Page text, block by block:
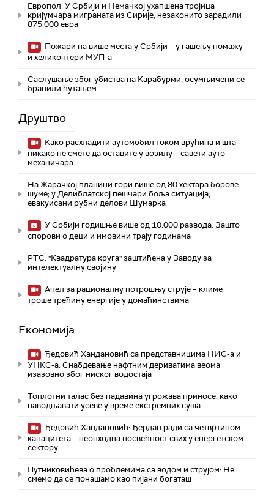
Европол: У Србији и Немачкој ухапшена тројица
кријумчара миграната из Сирије, незаконито зарадили
875.000 евра
Пожари на више места у Србији – у гашењу помажу
и хеликоптери МУП-а
Саслушање због убиства на Карабурми, осумњичени се
бранили ћутањем
Друштво
Како расхладити аутомобил током врућина и шта
никако не смете да оставите у возилу – савети ауто-
механичара
На Жарачкој планини гори више од 80 хектара борове
шуме; у Делиблатској пешчари боља ситуација,
евакуисани рубни делови Шумарка
У Србији годишње више од 10.000 развода: Зашто
спорови о деци и имовини трају годинама
РТС: "Квадратура круга" заштићена у Заводу за
интелектуалну својину
Апел за рационалну потрошњу струје – климе
троше трећину енергије у домаћинствима
Економија
Ђедовић Хандановић са представницима НИС-а и
УНКС-а: Снабдевање нафтним дериватима веома
изазовно због ниског водостаја
Топлотни талас без падавина угрожава приносе, како
наводњавати усеве у време екстремних суша
Ђедовић Хандановић: Ђердап ради са четвртином
капацитета – неопходна посвећност свих у енергетском
сектору
Путниковићева о проблемима са водом и струјом: Не
смемо да се понашамо као пијани богаташ